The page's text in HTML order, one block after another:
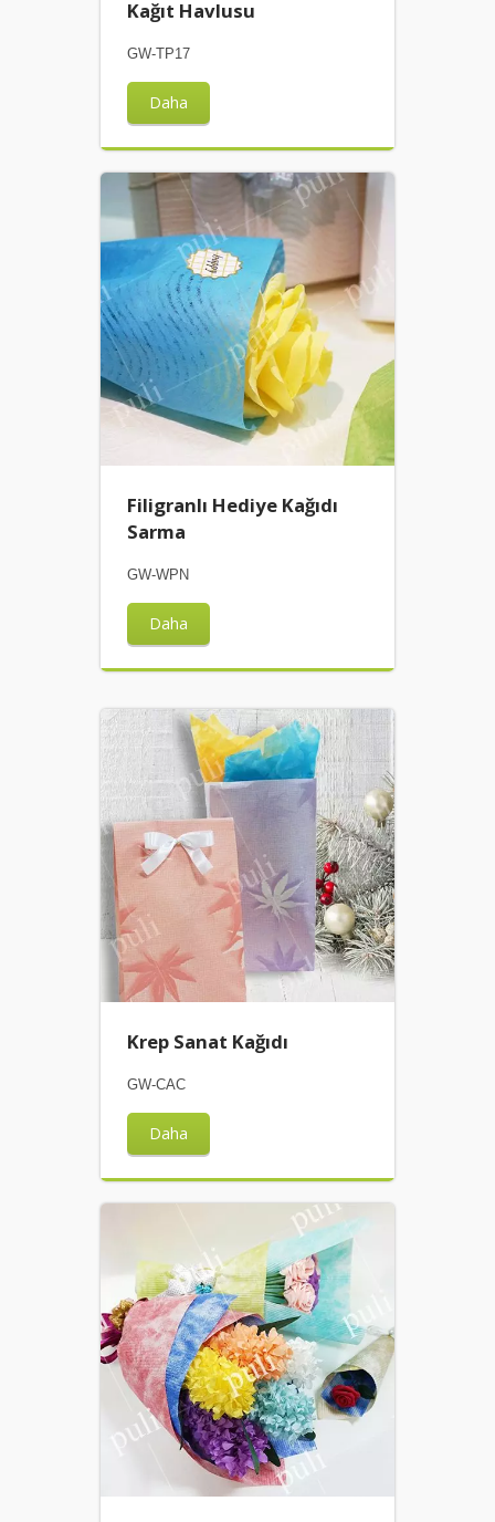
Kağıt Havlusu
GW-TP17
Daha
Filigranlı Hediye Kağıdı
Sarma
GW-WPN
Daha
Krep Sanat Kağıdı
GW-CAC
Daha